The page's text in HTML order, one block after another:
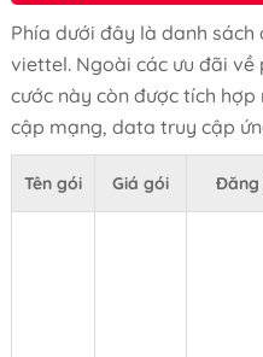
Phía dưới đây là danh sách
viettel. Ngoài các ưu đãi
cước này còn được tích
cập mạng, data truy cập
Tên gói Giá gói Đăng